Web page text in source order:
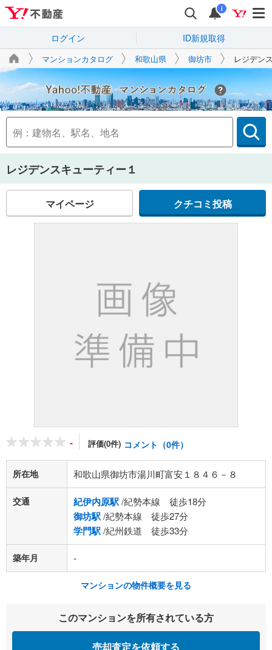
i
ログイン ID新規取得
マンションカタログ 和歌山県 御坊市 レジデン
Yahoo!不動産
レジデンスキューティー１
マイページ クチコミ投稿
- 評価(0件) コメント（0件）
所在地 和歌山県御坊市湯川町富安１８４６－８
交通 紀伊内原駅/紀勢本線 徒歩18分
御坊駅/紀勢本線 徒歩27分
学門駅/紀州鉄道 徒歩33分
築年月 -
マンションの物件概要を見る
このマンションを所有されている方
売却査定を依頼する